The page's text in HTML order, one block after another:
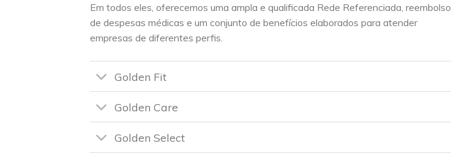
Em todos eles, oferecemos uma ampla e qualificada Rede Referenciada, reembolso
de despesas médicas e um conjunto de benefícios elaborados para atender
empresas de diferentes perfis.
Golden Fit
Golden Care
Golden Select